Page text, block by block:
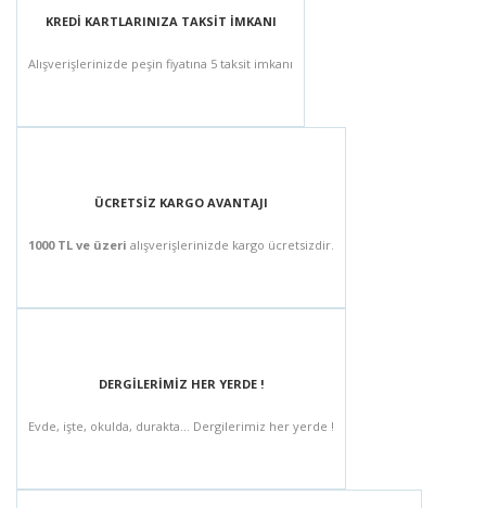
KREDİ KARTLARINIZA TAKSİT İMKANI
Alışverişlerinizde peşin fiyatına 5 taksit imkanı
ÜCRETSİZ KARGO AVANTAJI
1000 TL ve üzeri alışverişlerinizde kargo ücretsizdir.
DERGİLERİMİZ HER YERDE !
Evde, işte, okulda, durakta... Dergilerimiz her yerde !